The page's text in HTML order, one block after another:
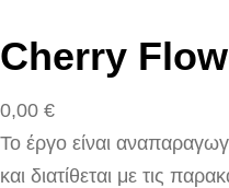
Cherry
0,00 €
Το έργο είναι
και διατίθεται με τις